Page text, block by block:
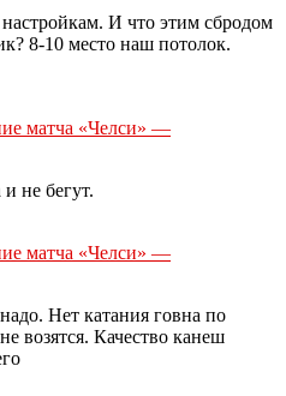
И что этим сбродом
8-10 место наш потолок.
матча «Челси» —
не бегут.
матча «Челси» —
Нет катания говна по
возятся. Качество канеш